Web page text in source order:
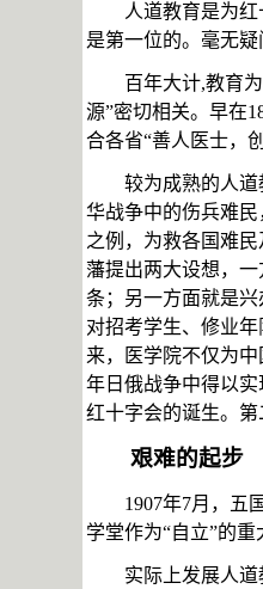
人道教育是为
是第一位的。毫无疑
百年大计,教育
源”密切相关。早在
合各省“善人医士，
较为成熟的人
华战争中的伤兵难
之例，为救各国难
藩提出两大设想，一
条； 另一方面就是兴
对招考学生、修业
来，医学院不仅为
年日俄战争中得以
红十字会的诞生。第
艰难的起步
1907年7月 ，五
学堂作为“自立”的重
实际上发展人道